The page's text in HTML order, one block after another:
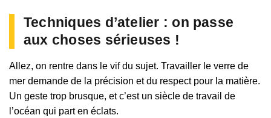
Techniques d’atelier : on passe
aux choses sérieuses !
Allez, on rentre dans le vif du sujet. Travailler le verre de
mer demande de la précision et du respect pour la matière.
Un geste trop brusque, et c’est un siècle de travail de
l’océan qui part en éclats.